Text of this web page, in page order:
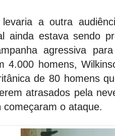
a outra
ainda estava sendo
agressiva
4.000 homens,
de 80 homens
atrasados pela
começaram o ataque.